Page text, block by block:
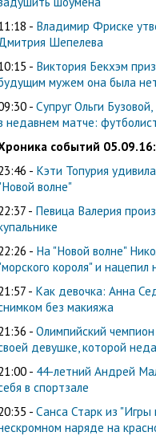
- Владимир Фриске
Дмитрия Шепелева
- Виктория Бекхэм
мужем она была
- Супруг Ольги
недавнем матче:
событий 05.09.16:
- Кэти Топурия
волне"
- Певица Валерия
- На "Новой волне"
короля" и
- Как девочка: Анна
без макияжа
-Олимпийский
девушке, которой
- 44-летний Андрей
в спортзале
-Санса Старк из "Игры
наряде на